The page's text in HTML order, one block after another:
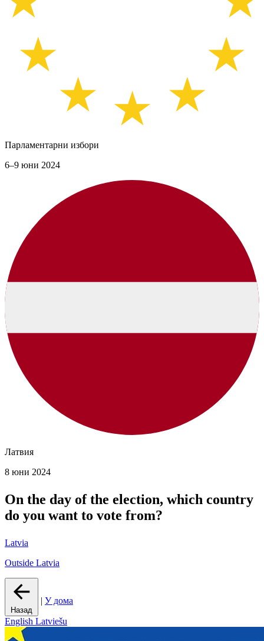
Парламентарни избори
6–9 юни 2024
Латвия
8 юни 2024
On the day of the election, which country
do you want to vote from?
Latvia
Outside Latvia
Назад
| У дома
English Latviešu